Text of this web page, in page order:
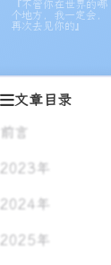
『不管你在世界的哪
个地方，我一定会，
再次去见你的』
文章目录
前言
2023年
2024年
2025年